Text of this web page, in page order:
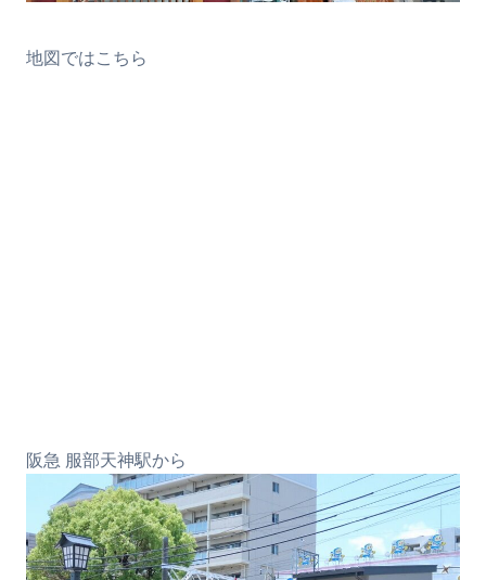
地図ではこちら
阪急 服部天神駅から